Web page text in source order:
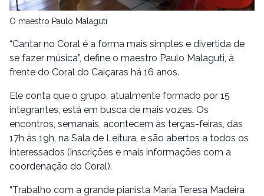
O maestro Paulo Malaguti
“Cantar no Coral é a forma mais simples e divertida de
se fazer música”, define o maestro Paulo Malaguti, à
frente do Coral do Caiçaras há 16 anos.
Ele conta que o grupo, atualmente formado por 15
integrantes, está em busca de mais vozes. Os
encontros, semanais, acontecem às terças-feiras, das
17h às 19h, na Sala de Leitura, e são abertos a todos os
interessados (inscrições e mais informações com a
coordenação do Coral).
“Trabalho com a grande pianista Maria Teresa Madeira